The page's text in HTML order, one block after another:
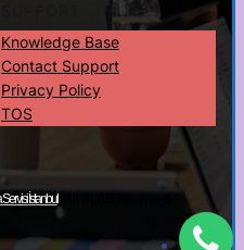
Knowledge Base
Contact Support
Privacy Policy
TOS
İstanbul· All rights reserved